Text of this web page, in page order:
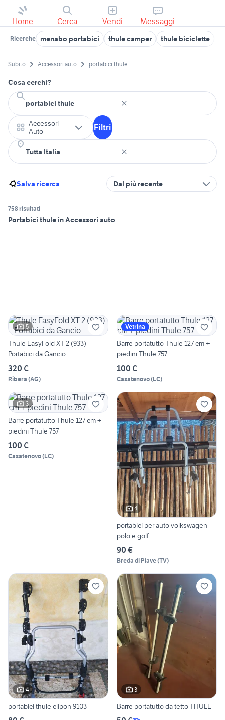
Home Cerca Vendi Messaggi
Ricerche menabo portabici thule camper thule biciclette
Subito Accessori auto portabici thule
Cosa cerchi?
Accessori
Auto
Filtri
Salva ricerca Dal più recente
758 risultati
Portabici thule in Accessori auto
5
Thule EasyFold XT 2 (933) –
Portabici da Gancio
320 €
Ribera (AG)
Vetrina
Barre portatutto Thule 127 cm +
piedini Thule 757
100 €
Casatenovo(LC)
3
Barre portatutto Thule 127 cm +
piedini Thule 757
100 €
Casatenovo(LC)
4
portabici per auto volkswagen
polo e golf
90 €
Breda di Piave(TV)
4
portabici thule clipon 9103
3
Barre portatutto da tetto THULE